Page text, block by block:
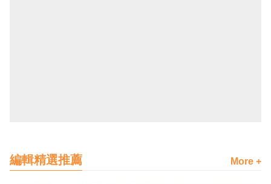
編輯精選推薦 More +